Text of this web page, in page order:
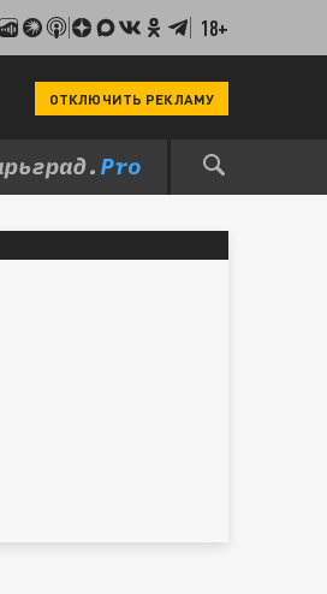
18+
ОТКЛЮЧИТЬ РЕКЛАМУ